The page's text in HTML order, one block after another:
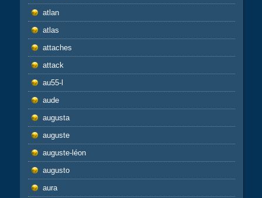
atlan
atlas
attaches
attack
au55-l
aude
augusta
auguste
auguste-léon
augusto
aura